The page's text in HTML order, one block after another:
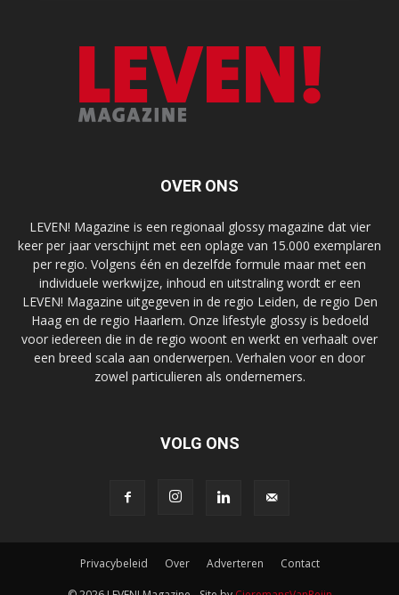
OVER ONS
LEVEN! Magazine is een regionaal glossy magazine dat vier
keer per jaar verschijnt met een oplage van 15.000 exemplaren
per regio. Volgens één en dezelfde formule maar met een
individuele werkwijze, inhoud en uitstraling wordt er een
LEVEN! Magazine uitgegeven in de regio Leiden, de regio Den
Haag en de regio Haarlem. Onze lifestyle glossy is bedoeld
voor iedereen die in de regio woont en werkt en verhaalt over
een breed scala aan onderwerpen. Verhalen voor en door
zowel particulieren als ondernemers.
VOLG ONS
Privacybeleid Over Adverteren Contact